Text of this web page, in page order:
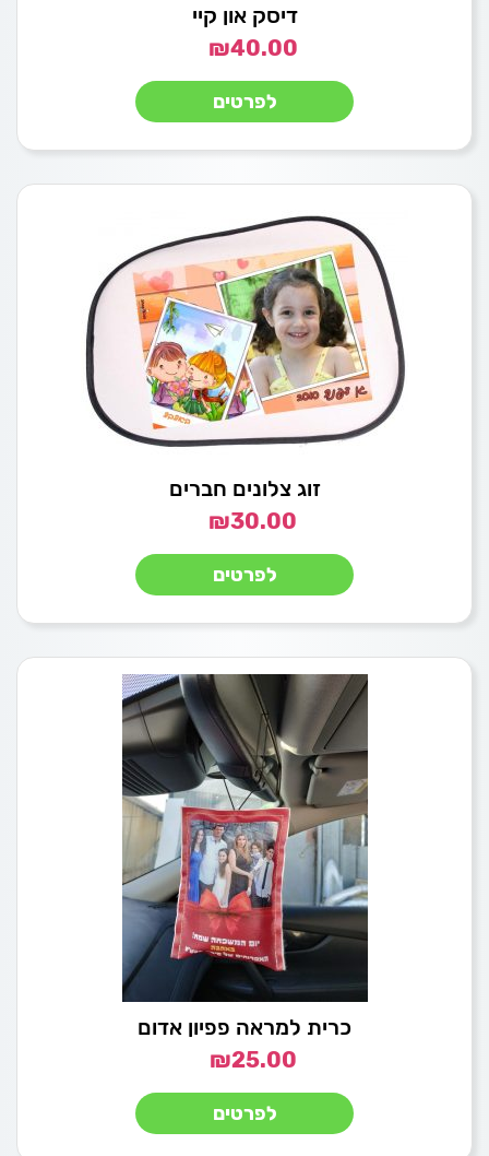
דיסק און קיי
₪40.00
לפרטים
זוג צלונים חברים
₪30.00
לפרטים
כרית למראה פפיון אדום
₪25.00
לפרטים